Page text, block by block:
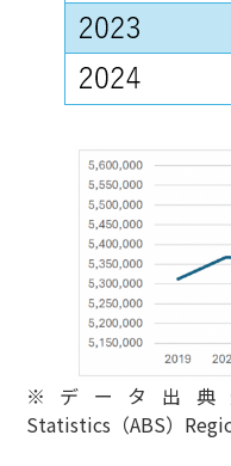
※データ出典元
Statistics（ABS）